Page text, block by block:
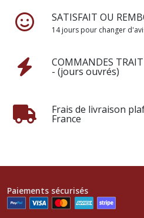
SATISFAIT OU
14 jours pour changer
COMMANDES
- (jours ouvrés)
Frais de livraison
France
Paiements sécurisés